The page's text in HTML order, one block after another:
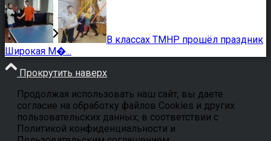
В классах ТМНР прошёл праздник
Широкая М�...
Прокрутить наверх
Продолжая использовать наш сайт, вы даете
согласие на обработку файлов Cookies и других
пользовательских данных, в соответствии с
Политикой конфиденциальности и